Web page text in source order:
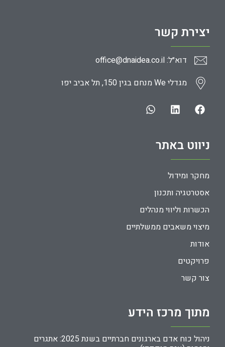
ניווט באתר
מחקר ומידול
אסטרטגיה ותכנון
הכשרות וליווי מנהלים
מיצוי משאבים ממשלתיים
אודות
פרויקטים
צור קשר
מתוך מרכז הידע
ניהול כוח אדם בארגונים חברתיים בשנת 2025: אתגרים
יצירת קשר
דוא״ל: office@dnaidea.co.il
מגדלי We מנחם בגין 150, תל אביב יפו